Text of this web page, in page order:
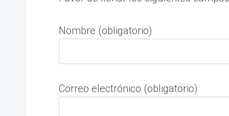
Nombre (obligatorio)
Correo electrónico (obligatorio)